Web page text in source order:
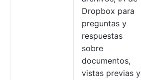
Dropbox para
preguntas y
respuestas
sobre
documentos,
vistas previas y